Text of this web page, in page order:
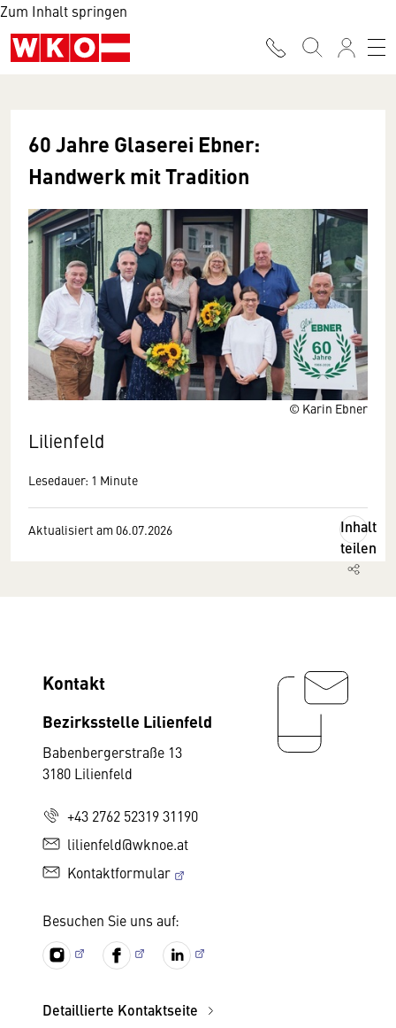
Zum Inhalt springen
© Karin Ebner
60 Jahre Glaserei Ebner:
Handwerk mit Tradition
Lilienfeld
Lesedauer: 1 Minute
Aktualisiert am 06.07.2026
Inhalt
teilen
Kontakt
Bezirksstelle Lilienfeld
Babenbergerstraße 13
3180 Lilienfeld
+43 2762 52319 31190
lilienfeld@wknoe.at
Kontaktformular
Besuchen Sie uns auf:
Detaillierte Kontaktseite